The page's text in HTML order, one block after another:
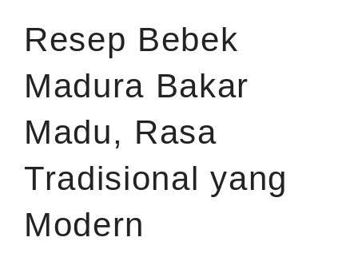
Resep Bebek
Madura Bakar
Madu, Rasa
Tradisional yang
Modern